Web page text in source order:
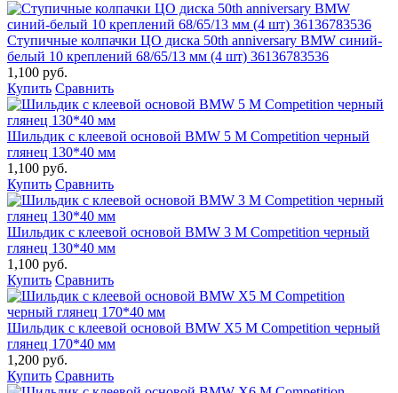
Ступичные колпачки ЦО диска 50th anniversary BMW синий-
белый 10 креплений 68/65/13 мм (4 шт) 36136783536
1,100 руб.
Купить Сравнить
Шильдик с клеевой основой BMW 5 M Competition черный
глянец 130*40 мм
1,100 руб.
Купить Сравнить
Шильдик с клеевой основой BMW 3 M Competition черный
глянец 130*40 мм
1,100 руб.
Купить Сравнить
Шильдик с клеевой основой BMW X5 M Competition черный
глянец 170*40 мм
1,200 руб.
Купить Сравнить